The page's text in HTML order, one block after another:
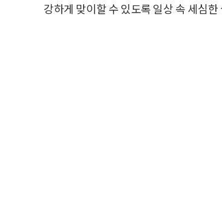
강하게 맞이할 수 있도록 일상 속 세심